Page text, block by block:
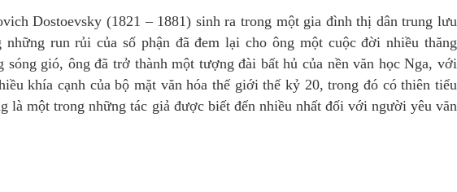
Dostoevsky (1821 – 1881) sinh ra trong một gia đình thị dân trung lưu
run rủi của số phận đã đem lại cho ông một cuộc đời nhiều thăng
sóng gió, ông đã trở thành một tượng đài bất hủ của nền văn học Nga, với
khía cạnh của bộ mặt văn hóa thế giới thế kỷ 20, trong đó có thiên tiểu
là một trong những tác giả được biết đến nhiều nhất đối với người yêu văn